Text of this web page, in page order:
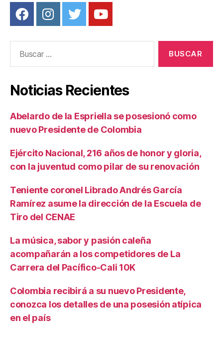
Noticias Recientes
Abelardo de la Espriella se posesionó como
nuevo Presidente de Colombia
Ejército Nacional, 216 años de honor y gloria,
con la juventud como pilar de su renovación
Teniente coronel Librado Andrés García
Ramírez asume la dirección de la Escuela de
Tiro del CENAE
La música, sabor y pasión caleña
acompañarán a los competidores de La
Carrera del Pacífico-Cali 10K
Colombia recibirá a su nuevo Presidente,
conozca los detalles de una posesión atípica
en el país